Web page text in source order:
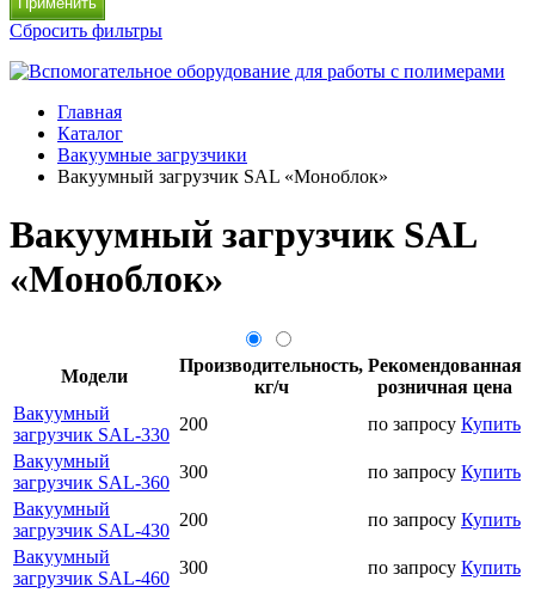
Сбросить фильтры
Главная
Каталог
Вакуумные загрузчики
Вакуумный загрузчик SAL «Моноблок»
Вакуумный загрузчик SAL
«Моноблок»
Модели
Производительность,
кг/ч
Рекомендованная
розничная цена
Вакуумный
загрузчик SAL-330
200 по запросу Купить
Вакуумный
загрузчик SAL-360
300 по запросу Купить
Вакуумный
загрузчик SAL-430
200 по запросу Купить
Вакуумный
загрузчик SAL-460
300 по запросу Купить